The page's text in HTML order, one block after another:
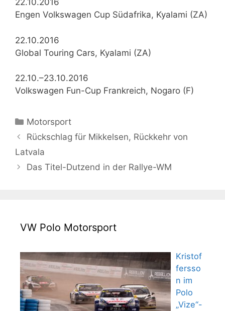
22.10.2016
Engen Volkswagen Cup Südafrika, Kyalami (ZA)
22.10.2016
Global Touring Cars, Kyalami (ZA)
22.10.–23.10.2016
Volkswagen Fun-Cup Frankreich, Nogaro (F)
Kategorien
Motorsport
Rückschlag für Mikkelsen, Rückkehr von
Latvala
Das Titel-Dutzend in der Rallye-WM
VW Polo Motorsport
Kristof
fersso
n im
Polo
„Vize“-